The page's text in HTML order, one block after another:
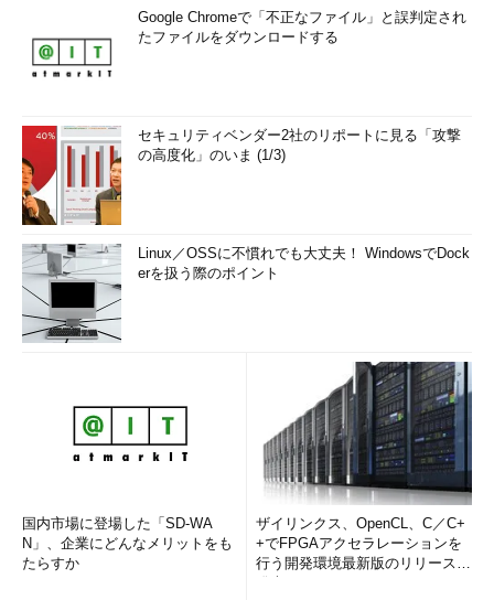
Google Chromeで「不正なファイル」と誤判定され
たファイルをダウンロードする
セキュリティベンダー2社のリポートに見る「攻撃
の高度化」のいま (1/3)
Linux／OSSに不慣れでも大丈夫！ WindowsでDock
erを扱う際のポイント
国内市場に登場した「SD-WA
N」、企業にどんなメリットをも
たらすか
ザイリンクス、OpenCL、C／C+
+でFPGAアクセラレーションを
行う開発環境最新版のリリースを